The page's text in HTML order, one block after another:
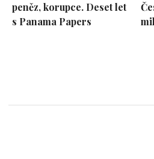
peněz, korupce. Deset let
s Panama Papers